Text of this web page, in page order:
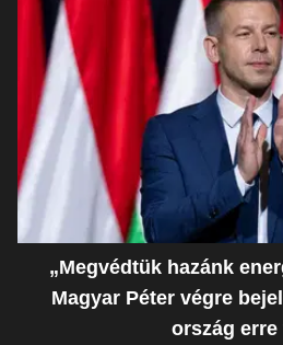
„Megvédtük hazánk
Magyar Péter végre
ország erre